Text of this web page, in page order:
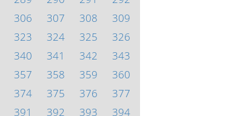
306 307 308
309
323 324 325
326
340 341 342
343
357 358 359
360
374 375 376
377
391 392 393
394